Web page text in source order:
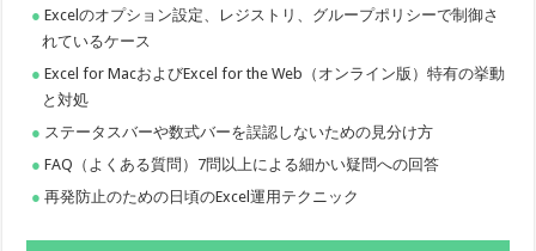
Excelのオプション設定、レジストリ、グループポリシーで制御さ
れているケース
Excel for MacおよびExcel for the Web（オンライン版）特有の挙動
と対処
ステータスバーや数式バーを誤認しないための見分け方
FAQ（よくある質問）7問以上による細かい疑問への回答
再発防止のための日頃のExcel運用テクニック